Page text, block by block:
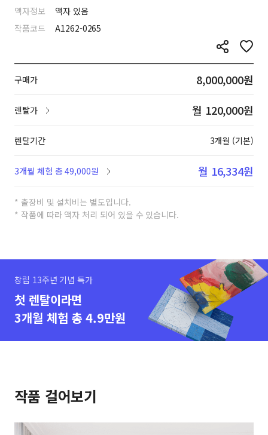
액자정보
액자 있음
작품코드
A1262-0265
구매가 8,000,000원
렌탈가 월 120,000원
렌탈기간 3개월 (기본)
3개월 체험 총 49,000원 월 16,334원
* 출장비 및 설치비는 별도입니다.
* 작품에 따라 액자 처리 되어 있을 수 있습니다.
창립 13주년 기념 특가
첫 렌탈이라면
3개월 체험 총 4.9만원
작품 걸어보기